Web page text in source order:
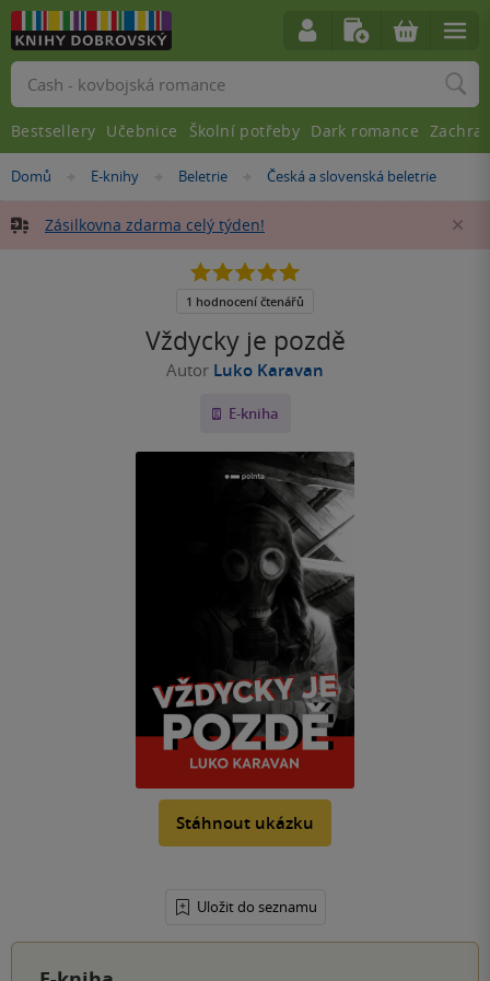
Nacházíte
zde:
Domů »
E-knihy »
Beletrie »
Česká a slovenská beletrie
Zásilkovna zdarma celý týden!
Vždycky je pozdě
Autor Luko Karavan
E-kniha
Stáhnout ukázku
Uložit do seznamu
5.0
5
1 hodnocení čtenářů
Vyhledávání
Bestsellery Učebnice Školní potřeby Dark romance